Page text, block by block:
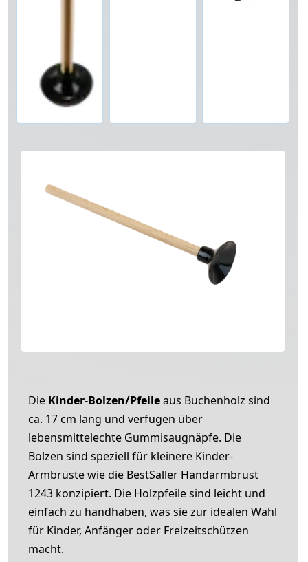
Die Kinder-Bolzen/Pfeileaus Buchenholz sind
ca. 17 cm lang und verfügen über
lebensmittelechte Gummisaugnäpfe. Die
Bolzen sind speziell für kleinere Kinder-
Armbrüste wie die BestSaller Handarmbrust
1243 konzipiert. Die Holzpfeile sind leicht und
einfach zu handhaben, was sie zur idealen Wahl
für Kinder, Anfänger oder Freizeitschützen
macht.